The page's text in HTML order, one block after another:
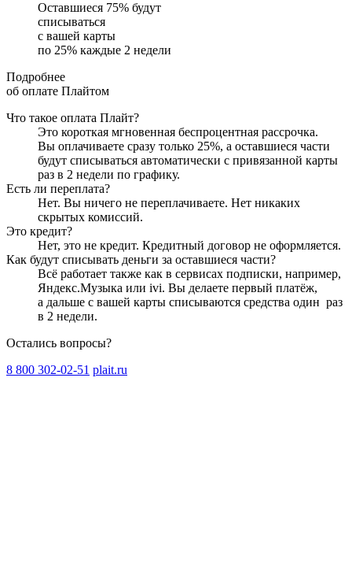
Оставшиеся 75% будут
списываться
с вашей карты
по 25% каждые 2 недели
Подробнее
об оплате Плайтом
Что такое оплата Плайт?
Это короткая мгновенная беспроцентная рассрочка.
Вы оплачиваете сразу только 25%, а оставшиеся части
будут списываться автоматически с привязанной карты
раз в 2 недели по графику.
Есть ли переплата?
Нет. Вы ничего не переплачиваете. Нет никаких
скрытых комиссий.
Это кредит?
Нет, это не кредит. Кредитный договор не оформляется.
Как будут списывать деньги за оставшиеся части?
Всё работает также как в сервисах подписки, например,
Яндекс.Музыка или ivi. Вы делаете первый платёж,
а дальше с вашей карты списываются средства один раз
в 2 недели.
Остались вопросы?
8 800 302-02-51 plait.ru